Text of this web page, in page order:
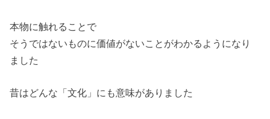
本物に触れることで
そうではないものに価値がないことがわかるようになり
ました
昔はどんな「文化」にも意味がありました